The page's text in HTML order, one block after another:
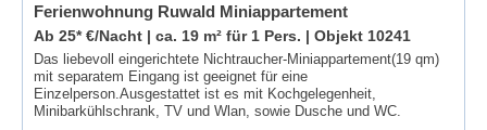
Ferienwohnung Ruwald Miniappartement
Ab 25* €/Nacht | ca. 19 m² für 1 Pers. | Objekt 10241
Das liebevoll eingerichtete Nichtraucher-Miniappartement(19 qm)
mit separatem Eingang ist geeignet für eine
Einzelperson.Ausgestattet ist es mit Kochgelegenheit,
Minibarkühlschrank, TV und Wlan, sowie Dusche und WC.